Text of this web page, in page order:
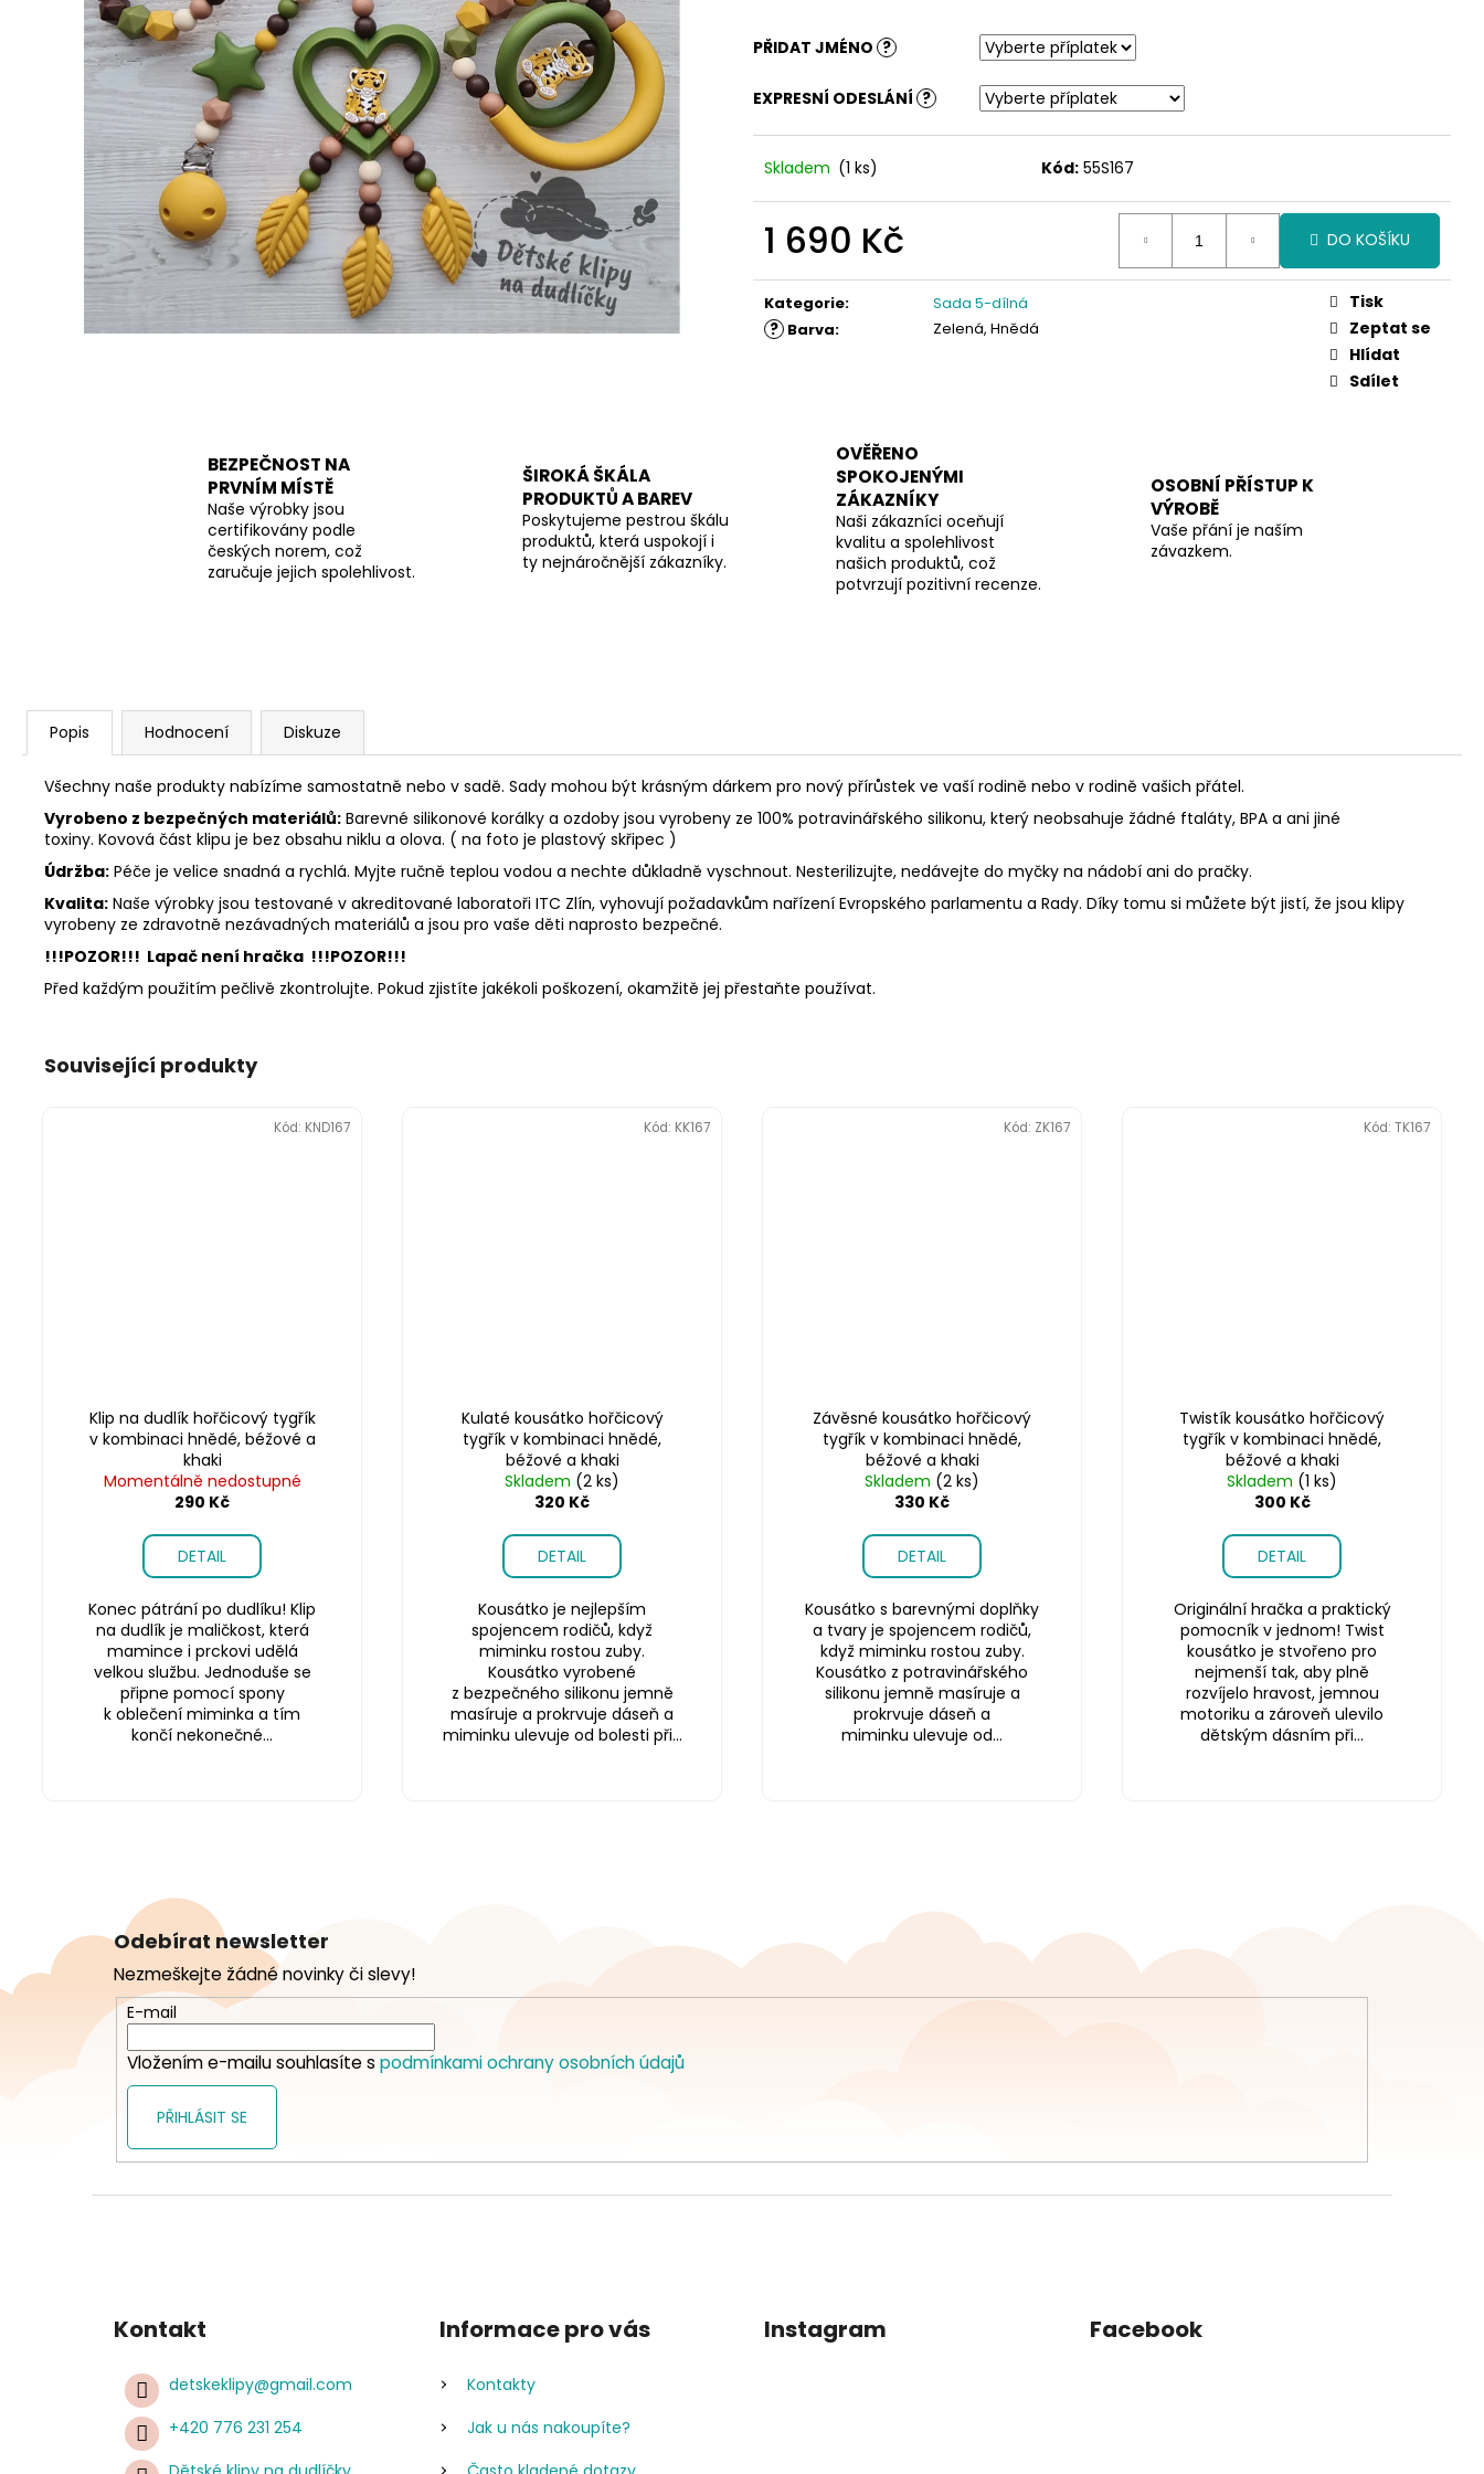
PŘIDAT JMÉNO ?
EXPRESNÍ ODESLÁNÍ ?
Skladem (1 ks) Kód: 55S167
1 690 Kč
cena:
DO KOŠÍKU
Kategorie: Sada 5-dílná
? Barva: Zelená, Hnědá
Tisk
Zeptat se
Hlídat
Sdílet
BEZPEČNOST NA
PRVNÍM MÍSTĚ
Naše výrobky jsou
certifikovány podle
českých norem, což
zaručuje jejich spolehlivost.
ŠIROKÁ ŠKÁLA
PRODUKTŮ A BAREV
Poskytujeme pestrou škálu
produktů, která uspokojí i
ty nejnáročnější zákazníky.
OVĚŘENO
SPOKOJENÝMI
ZÁKAZNÍKY
Naši zákazníci oceňují
kvalitu a spolehlivost
našich produktů, což
potvrzují pozitivní recenze.
OSOBNÍ PŘÍSTUP K
VÝROBĚ
Vaše přání je naším
závazkem.
Popis Hodnocení Diskuze
Všechny naše produkty nabízíme samostatně nebo v sadě. Sady mohou být krásným dárkem pro nový přírůstek ve vaší rodině nebo v rodině vašich přátel.
Vyrobeno z bezpečných materiálů: Barevné silikonové korálky a ozdoby jsou vyrobeny ze 100% potravinářského silikonu, který neobsahuje žádné ftaláty, BPA a ani jiné
toxiny. Kovová část klipu je bez obsahu niklu a olova. ( na foto je plastový skřipec )
Údržba: Péče je velice snadná a rychlá. Myjte ručně teplou vodou a nechte důkladně vyschnout. Nesterilizujte, nedávejte do myčky na nádobí ani do pračky.
Kvalita: Naše výrobky jsou testované v akreditované laboratoři ITC Zlín, vyhovují požadavkům nařízení Evropského parlamentu a Rady. Díky tomu si můžete být jistí, že jsou klipy
vyrobeny ze zdravotně nezávadných materiálů a jsou pro vaše děti naprosto bezpečné.
!!!POZOR!!! Lapač není hračka !!!POZOR!!!
Před každým použitím pečlivě zkontrolujte. Pokud zjistíte jakékoli poškození, okamžitě jej přestaňte používat.
Související produkty
Klip na dudlík hořčicový tygřík
v kombinaci hnědé, béžové a
khaki
Momentálně nedostupné
290 Kč
DETAIL
Konec pátrání po dudlíku! Klip
na dudlík je maličkost, která
mamince i prckovi udělá
velkou službu. Jednoduše se
připne pomocí spony
k oblečení miminka a tím
končí nekonečné...
Kód: KND167
Kulaté kousátko hořčicový
tygřík v kombinaci hnědé,
béžové a khaki
Skladem (2 ks)
320 Kč
DETAIL
Kousátko je nejlepším
spojencem rodičů, když
miminku rostou zuby.
Kousátko vyrobené
z bezpečného silikonu jemně
masíruje a prokrvuje dáseň a
miminku ulevuje od bolesti při...
Kód: KK167
Závěsné kousátko hořčicový
tygřík v kombinaci hnědé,
béžové a khaki
Skladem (2 ks)
330 Kč
DETAIL
Kousátko s barevnými doplňky
a tvary je spojencem rodičů,
když miminku rostou zuby.
Kousátko z potravinářského
silikonu jemně masíruje a
prokrvuje dáseň a
miminku ulevuje od...
Kód: ZK167
Twistík kousátko hořčicový
tygřík v kombinaci hnědé,
béžové a khaki
Skladem (1 ks)
300 Kč
DETAIL
Originální hračka a praktický
pomocník v jednom! Twist
kousátko je stvořeno pro
nejmenší tak, aby plně
rozvíjelo hravost, jemnou
motoriku a zároveň ulevilo
dětským dásním při...
Kód: TK167
a
Odebírat newsletter
Nezmeškejte žádné novinky či slevy!
E-mail
Vložením e-mailu souhlasíte s podmínkami ochrany osobních údajů
PŘIHLÁSIT SE
Kontakt
detskeklipy@gmail.com
+420 776 231 254
Informace pro vás
Kontakty
Jak u nás nakoupíte?
Instagram Facebook